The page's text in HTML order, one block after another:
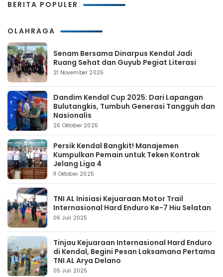
BERITA POPULER
OLAHRAGA
Senam Bersama Dinarpus Kendal Jadi
Ruang Sehat dan Guyub Pegiat Literasi
21 November 2025
Dandim Kendal Cup 2025: Dari Lapangan
Bulutangkis, Tumbuh Generasi Tangguh dan
Nasionalis
26 Oktober 2025
Persik Kendal Bangkit! Manajemen
Kumpulkan Pemain untuk Teken Kontrak
Jelang Liga 4
11 Oktober 2025
TNI AL Inisiasi Kejuaraan Motor Trail
Internasional Hard Enduro Ke-7 Hiu Selatan
06 Juli 2025
Tinjau Kejuaraan Internasional Hard Enduro
di Kendal, Begini Pesan Laksamana Pertama
TNI AL Arya Delano
05 Juli 2025